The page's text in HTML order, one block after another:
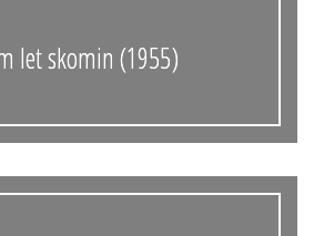
let skomin (1955)